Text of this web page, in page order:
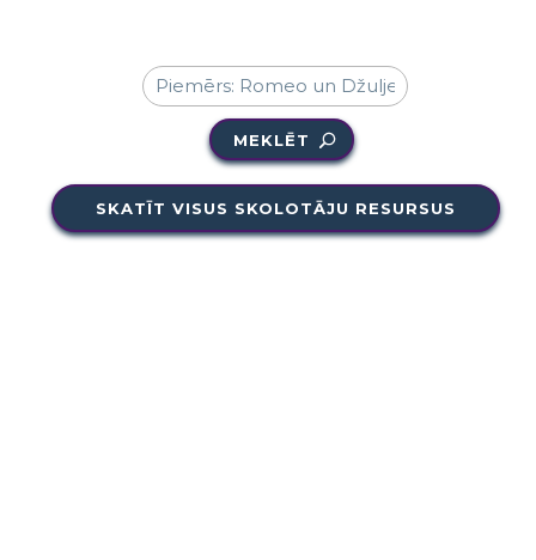
MEKLĒT
SKATĪT VISUS SKOLOTĀJU RESURSUS